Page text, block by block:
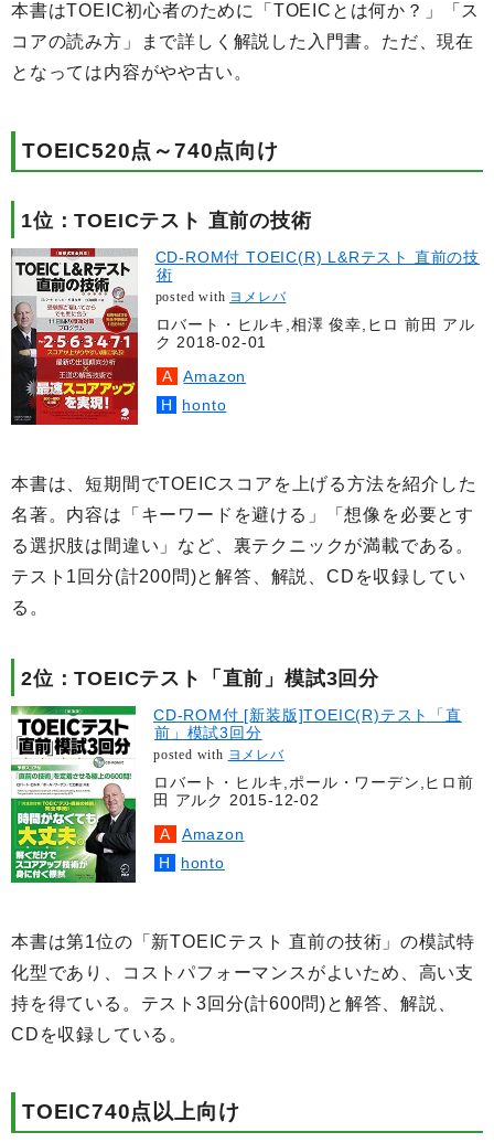
本書はTOEIC初心者のために「TOEICとは何か？」「ス
コアの読み方」まで詳しく解説した入門書。ただ、現在
となっては内容がやや古い。
TOEIC520点～740点向け
1位：TOEICテスト 直前の技術
CD-ROM付 TOEIC(R) L&Rテスト 直前の技
術
posted with ヨメレバ
ロバート・ヒルキ,相澤 俊幸,ヒロ 前田 アル
ク 2018-02-01
Amazon
honto
本書は、短期間でTOEICスコアを上げる方法を紹介した
名著。内容は「キーワードを避ける」「想像を必要とす
る選択肢は間違い」など、裏テクニックが満載である。
テスト1回分(計200問)と解答、解説、CDを収録してい
る。
2位：TOEICテスト「直前」模試3回分
CD-ROM付 [新装版]TOEIC(R)テスト「直
前」模試3回分
posted with ヨメレバ
ロバート・ヒルキ,ポール・ワーデン,ヒロ前
田 アルク 2015-12-02
Amazon
honto
本書は第1位の「新TOEICテスト 直前の技術」の模試特
化型であり、コストパフォーマンスがよいため、高い支
持を得ている。テスト3回分(計600問)と解答、解説、
CDを収録している。
TOEIC740点以上向け